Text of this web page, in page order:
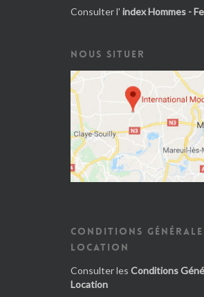
Consulter l' index Hommes -
NOUS SITUER
CONDITIONS
LOCATION
Consulter les Conditions
Location